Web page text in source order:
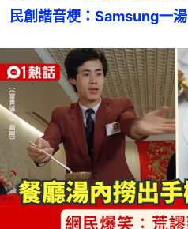
民創諧音梗：Samsung一湯